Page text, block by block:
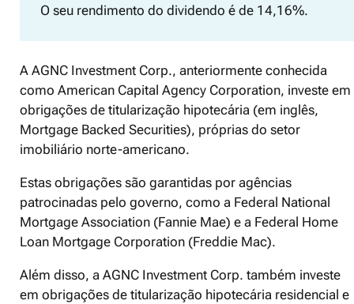
O seu rendimento do dividendo é de 14,16%.
A AGNC Investment Corp., anteriormente conhecida
como American Capital Agency Corporation, investe em
obrigações de titularização hipotecária (em inglês,
Mortgage Backed Securities), próprias do setor
imobiliário norte-americano.
Estas obrigações são garantidas por agências
patrocinadas pelo governo, como a Federal National
Mortgage Association (Fannie Mae) e a Federal Home
Loan Mortgage Corporation (Freddie Mac).
Além disso, a AGNC Investment Corp. também investe
em obrigações de titularização hipotecária residencial e